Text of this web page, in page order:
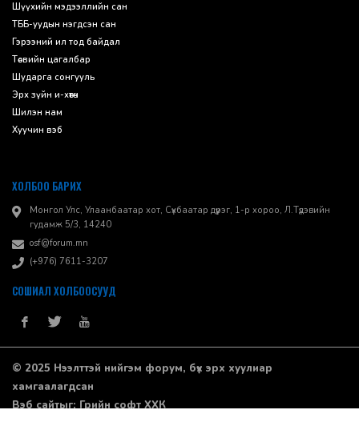
Шүүхийн мэдээллийн сан
ТББ-уудын нэгдсэн сан
Гэрээний ил тод байдал
Төсвийн цагалбар
Шударга сонгууль
Эрх зүйн и-хөтөч
Шилэн нам
Хуучин вэб
ХОЛБОО БАРИХ
Монгол Улс, Улаанбаатар хот, Сүхбаатар дүүрэг, 1-р хороо, ​Л.Түдэвийн
гудамж 5/3, 14240
osf@forum.mn
(+976) 7611-3207
СОШИАЛ ХОЛБООСУУД
© 2025 Нээлттэй нийгэм форум, бүх эрх хуулиар
хамгаалагдсан
Вэб сайтыг:Грийн софт ХХК